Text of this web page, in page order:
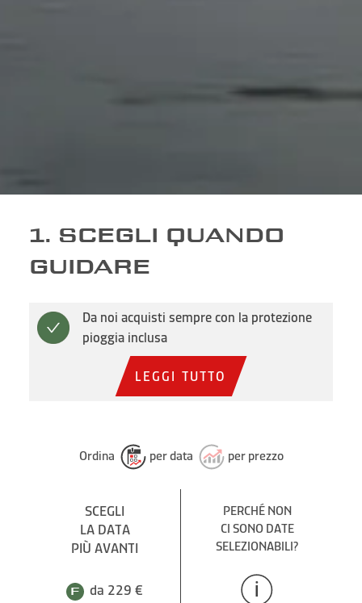
1. SCEGLI QUANDO
GUIDARE
Da noi acquisti sempre con la protezione
pioggia inclusa
LEGGI TUTTO
Ordina per data per prezzo
SCEGLI
LA DATA
PIÙ AVANTI
da 229 €
PERCHÉ NON
CI SONO DATE
SELEZIONABILI?